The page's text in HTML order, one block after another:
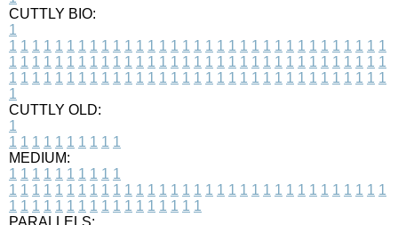
CUTTLY BIO:
1
1 1 1 1 1 1 1 1 1 1 1 1 1 1 1 1 1 1 1 1 1 1 1 1 1 1 1 1 1 1 1 1 1
1 1 1 1 1 1 1 1 1 1 1 1 1 1 1 1 1 1 1 1 1 1 1 1 1 1 1 1 1 1 1 1 1
1 1 1 1 1 1 1 1 1 1 1 1 1 1 1 1 1 1 1 1 1 1 1 1 1 1 1 1 1 1 1 1 1
1
CUTTLY OLD:
1
1 1 1 1 1 1 1 1 1 1
MEDIUM:
1 1 1 1 1 1 1 1 1 1
1 1 1 1 1 1 1 1 1 1 1 1 1 1 1 1 1 1 1 1 1 1 1 1 1 1 1 1 1 1 1 1 1
1 1 1 1 1 1 1 1 1 1 1 1 1 1 1 1 1
PARALLELS: